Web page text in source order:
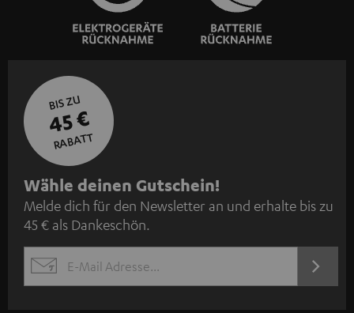
BIS ZU
45 €
RABATT
N
e
w
s
l
Wähle deinen Gutschein!
Melde dich für den Newsletter an und erhalte bis zu
45 € als Dankeschön.
EMAIL
JETZT